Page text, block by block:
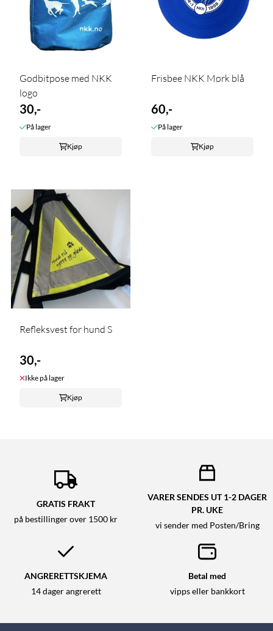
Godbitpose med NKK
logo
30,-
På lager
Kjøp
Frisbee NKK Mørk blå
60,-
På lager
Kjøp
Refleksvest for hund S
30,-
Ikke på lager
Kjøp
GRATIS FRAKT
på bestillinger over 1500 kr
VARER SENDES UT 1-2 DAGER
PR. UKE
vi sender med Posten/Bring
ANGRERETTSKJEMA
14 dager angrerett
Betal med
vipps eller bankkort